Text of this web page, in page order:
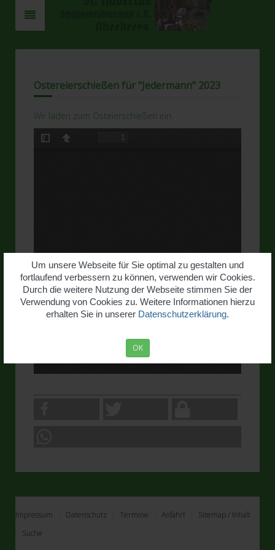
Um unsere Webseite für Sie optimal zu gestalten und
fortlaufend verbessern zu können, verwenden wir Cookies.
Durch die weitere Nutzung der Webseite stimmen Sie der
Verwendung von Cookies zu. Weitere Informationen hierzu
erhalten Sie in unserer Datenschutzerklärung.
OK
Ostereier­schießen für "Jedermann" 2023
Wir laden zum Osteierschießen ein.
Impressum Datenschutz Termine Anfahrt
Sitemap / Inhalt
Suche